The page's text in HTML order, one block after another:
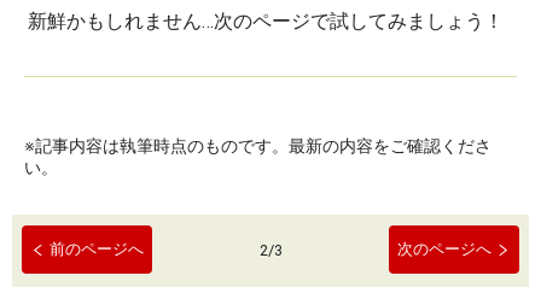
新鮮かもしれません…次のページで試してみましょう！
※記事内容は執筆時点のものです。最新の内容をご確認くださ
い。
前のページへ 2/3 次のページへ